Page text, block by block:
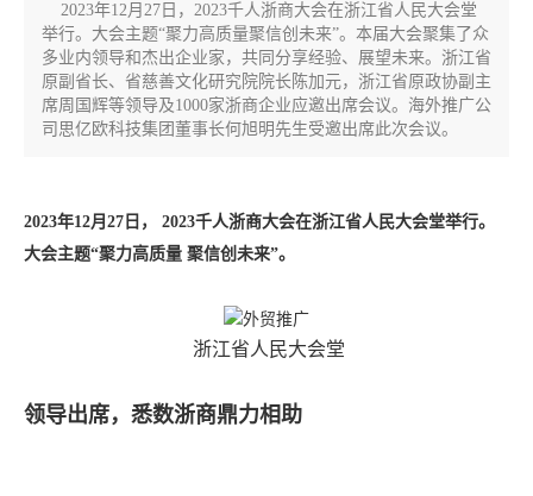
2023年12月27日，2023千人浙商大会在浙江省人民大会堂
举行。大会主题“聚力高质量聚信创未来”。本届大会聚集了众
多业内领导和杰出企业家，共同分享经验、展望未来。浙江省
原副省长、省慈善文化研究院院长陈加元，浙江省原政协副主
席周国辉等领导及1000家浙商企业应邀出席会议。海外推广公
司思亿欧科技集团董事长何旭明先生受邀出席此次会议。
2023年12月27日， 2023千人浙商大会在浙江省人民大会堂举行。
大会主题“聚力高质量 聚信创未来”。
浙江省人民大会堂
领导出席，悉数浙商鼎力相助